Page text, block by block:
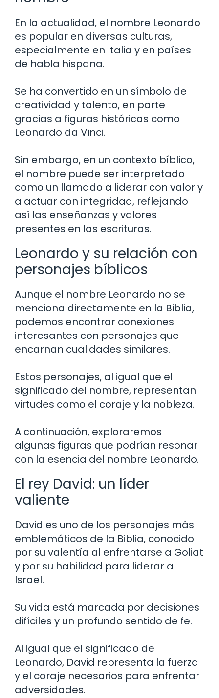
En la actualidad, el nombre Leonardo
es popular en diversas culturas,
especialmente en Italia y en países
de habla hispana.
Se ha convertido en un símbolo de
creatividad y talento, en parte
gracias a figuras históricas como
Leonardo da Vinci.
Sin embargo, en un contexto bíblico,
el nombre puede ser interpretado
como un llamado a liderar con valor y
a actuar con integridad, reflejando
así las enseñanzas y valores
presentes en las escrituras.
Leonardo y su relación con
personajes bíblicos
Aunque el nombre Leonardo no se
menciona directamente en la Biblia,
podemos encontrar conexiones
interesantes con personajes que
encarnan cualidades similares.
Estos personajes, al igual que el
significado del nombre, representan
virtudes como el coraje y la nobleza.
A continuación, exploraremos
algunas figuras que podrían resonar
con la esencia del nombre Leonardo.
El rey David: un líder
valiente
David es uno de los personajes más
emblemáticos de la Biblia, conocido
por su valentía al enfrentarse a Goliat
y por su habilidad para liderar a
Israel.
Su vida está marcada por decisiones
difíciles y un profundo sentido de fe.
Al igual que el significado de
Leonardo, David representa la fuerza
y el coraje necesarios para enfrentar
adversidades.